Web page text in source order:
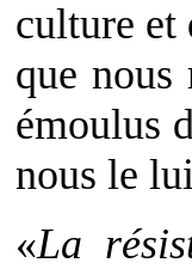
culture et
que nous
émoulus
nous le
«La